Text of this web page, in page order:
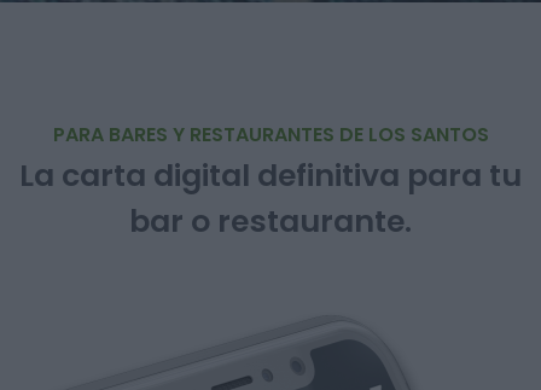
PARA BARES Y RESTAURANTES DE LOS SANTOS
La carta digital definitiva para tu
bar o restaurante.